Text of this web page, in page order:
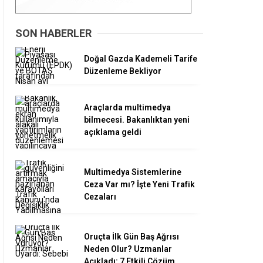
SON HABERLER
Doğal Gazda Kademeli Tarife
Düzenleme Bekliyor
Araçlarda multimedya
bilmecesi. Bakanlıktan yeni
açıklama geldi
Multimedya Sistemlerine
Ceza Var mı? İşte Yeni Trafik
Cezaları
Oruçta İlk Gün Baş Ağrısı
Neden Olur? Uzmanlar